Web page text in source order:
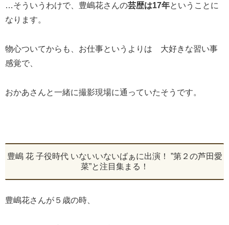
…そういうわけで、豊嶋花さんの芸歴は17年ということに
なります。
物心ついてからも、お仕事というよりは 大好きな習い事
感覚で、
おかあさんと一緒に撮影現場に通っていたそうです。
豊嶋 花 子役時代 いないいないばぁに出演！ ”第２の芦田愛
菜”と注目集まる！
豊嶋花さんが５歳の時、